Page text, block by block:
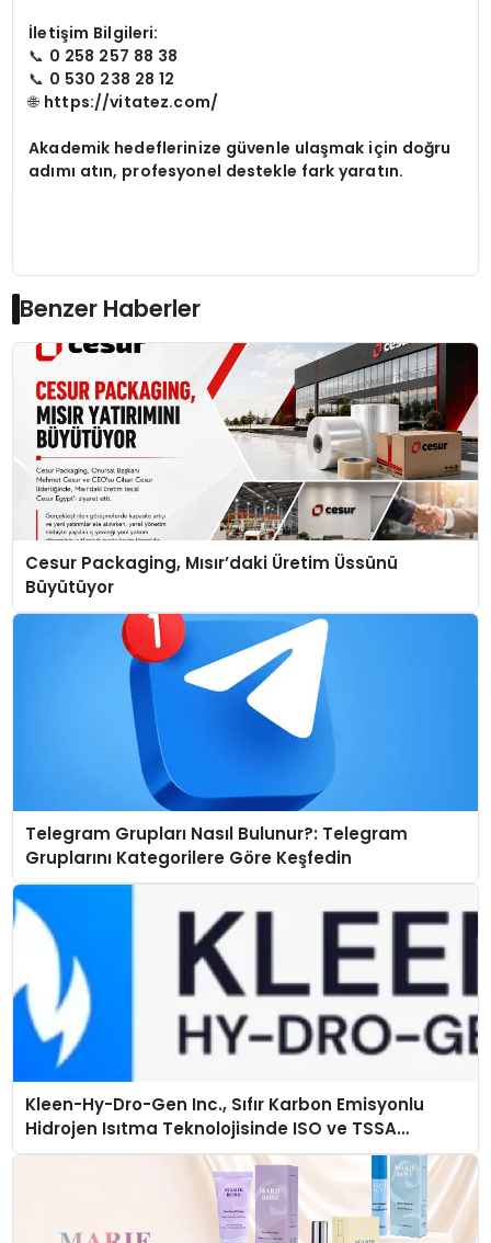
İletişim Bilgileri:
📞 0 258 257 88 38
📞 0 530 238 28 12
🌐 https://vitatez.com/
Akademik hedeflerinize güvenle ulaşmak için doğru
adımı atın, profesyonel destekle fark yaratın.
Benzer Haberler
Cesur Packaging, Mısır’daki Üretim Üssünü
Büyütüyor
Telegram Grupları Nasıl Bulunur?: Telegram
Gruplarını Kategorilere Göre Keşfedin
Kleen-Hy-Dro-Gen Inc., Sıfır Karbon Emisyonlu
Hidrojen Isıtma Teknolojisinde ISO ve TSSA
Düzenleyici Onaylarını Aldı